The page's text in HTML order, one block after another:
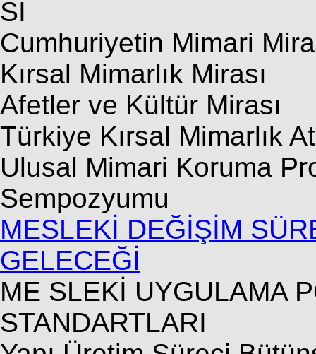
Sİ
Cumhuriyetin Mimari
Kırsal Mimarlık Mirası
Afetler ve Kültür Mirası
Türkiye Kırsal Mimarlık
Ulusal Mimari Koruma
Sempozyumu
MESLEKİ DEĞİŞİM
GELECEĞİ
ME SLEKİ UYGULAMA
STANDARTLARI